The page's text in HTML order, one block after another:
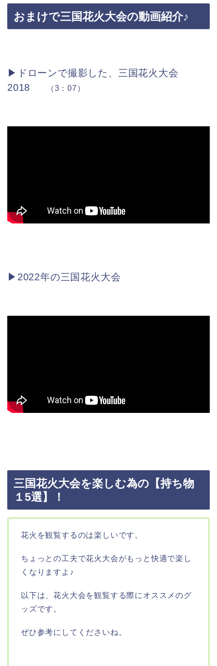
おまけで三国花火大会の動画紹介♪
▶ドローンで撮影した、三国花火大会
2018 （3：07）
▶2022年の三国花火大会
三国花火大会を楽しむ為の【持ち物
１5選】！
花火を観覧するのは楽しいです。
ちょっとの工夫で花火大会がもっと快適で楽し
くなりますよ♪
以下は、花火大会を観覧する際にオススメのグ
ッズです。
ぜひ参考にしてくださいね。